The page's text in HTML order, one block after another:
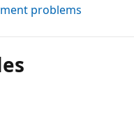
problems